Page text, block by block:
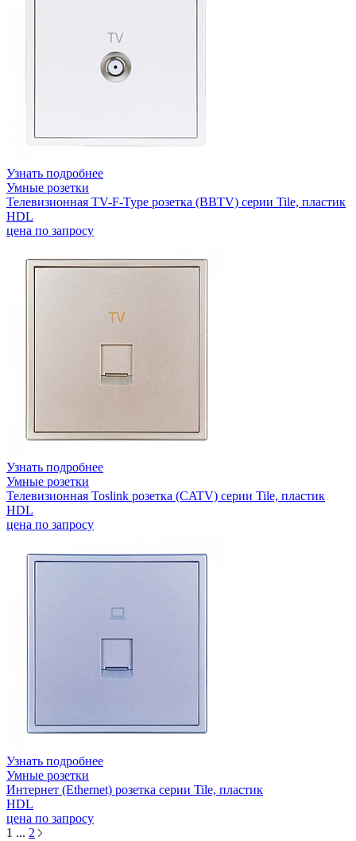
Узнать подробнее
Умные розетки
Телевизионная TV-F-Type розетка (BBTV) серии Tile, пластик
HDL
цена по запросу
Узнать подробнее
Умные розетки
Телевизионная Toslink розетка (CATV) серии Tile, пластик
HDL
цена по запросу
Узнать подробнее
Умные розетки
Интернет (Ethernet) розетка серии Tile, пластик
HDL
цена по запросу
1 ... 2